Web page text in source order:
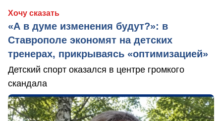
Хочу сказать
«А в думе изменения будут?»: в
Ставрополе экономят на детских
тренерах, прикрываясь «оптимизацией»
Детский спорт оказался в центре громкого
скандала